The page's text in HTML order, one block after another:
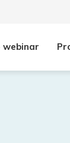
webinar